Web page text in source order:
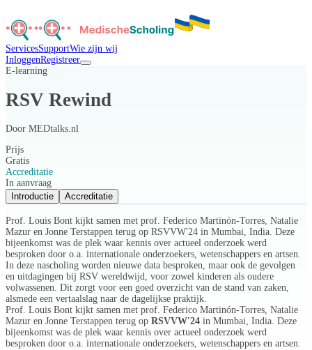
ServicesSupportWie zijn wij
InloggenRegistreer
E-learning
RSV Rewind
Door MEDtalks.nl
Prijs
Gratis
Accreditatie
In aanvraag
Introductie
Accreditatie
Prof. Louis Bont kijkt samen met prof. Federico Martinón-Torres, Natalie
Mazur en Jonne Terstappen terug op RSVVW'24 in Mumbai, India. Deze
bijeenkomst was de plek waar kennis over actueel onderzoek werd
besproken door o.a. internationale onderzoekers, wetenschappers en artsen.
In deze nascholing worden nieuwe data besproken, maar ook de gevolgen
en uitdagingen bij RSV wereldwijd, voor zowel kinderen als oudere
volwassenen. Dit zorgt voor een goed overzicht van de stand van zaken,
alsmede een vertaalslag naar de dagelijkse praktijk.
Prof. Louis Bont kijkt samen met prof. Federico Martinón-Torres, Natalie
Mazur en Jonne Terstappen terug op RSVVW'24 in Mumbai, India. Deze
bijeenkomst was de plek waar kennis over actueel onderzoek werd
besproken door o.a. internationale onderzoekers, wetenschappers en artsen.